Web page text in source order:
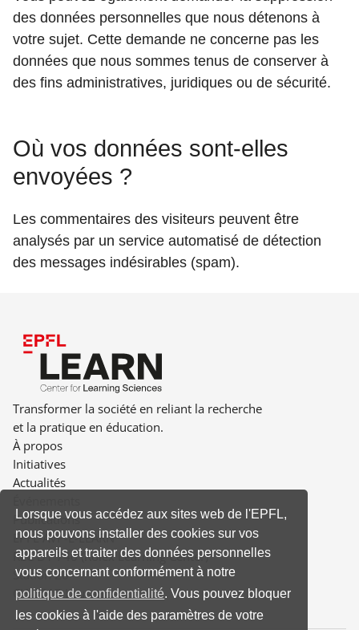
Lorsque vous accédez aux sites web de l'EPFL,
nous pouvons installer des cookies sur vos
appareils et traiter des données personnelles
vous concernant conformément à notre
politique de confidentialité. Vous pouvez bloquer
les cookies à l'aide des paramètres de votre
des données personnelles que nous détenons à
votre sujet. Cette demande ne concerne pas les
données que nous sommes tenus de conserver à
des fins administratives, juridiques ou de sécurité.
Où vos données sont-elles
envoyées ?
Les commentaires des visiteurs peuvent être
analysés par un service automatisé de détection
des messages indésirables (spam).
Transformer la société en reliant la recherche
et la pratique en éducation.
À propos
Initiatives
Actualités
Publications
EPFL AVP-E-LEARN
RLC D1 740 (Rolex Learning Center)
Station 20
CH-1015 Lausanne